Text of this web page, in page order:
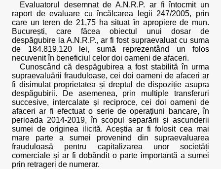
Evaluatorul desemnat de A.N.R.P. ar fi întocmit un
raport de evaluare cu încălcarea legii 247/2005, prin
care un teren de 21,75 ha situat în apropiere de mun.
București, care făcea obiectul unui dosar de
despăgubire la A.N.R.P., ar fi fost supraevaluat cu suma
de 184.819.120 lei, sumă reprezentând un folos
necuvenit în beneficiul celor doi oameni de afaceri.
Cunoscând că despăgubirea a fost stabilită în urma
supraevaluării frauduloase, cei doi oameni de afaceri ar
fi disimulat proprietatea și dreptul de dispoziție asupra
despăgubirii. De asemenea, prin multiple transferuri
succesive, intercalate și reciproce, cei doi oameni de
afaceri ar fi efectuat o serie de operațiuni bancare, în
perioada 2014-2019, în scopul separării și ascunderii
sumei de originea ilicită. Aceștia ar fi folosit cea mai
mare parte a sumei provenind din supraevaluarea
frauduloasă pentru capitalizarea unor societăți
comerciale și ar fi dobândit o parte importantă a sumei
prin retrageri de numerar.